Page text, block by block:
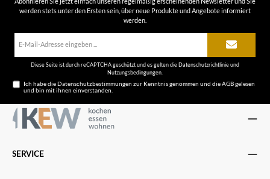
werden stets unter den Ersten sein, über neue Produkte und Angebote informiert
werden.
Diese Seite ist durch reCAPTCHA geschützt und es gelten die Datenschutzrichtlinieund
Nutzungsbedingungen.
Ich habe dieDatenschutzbestimmungen zur Kenntnis genommen und dieAGBgelesen
und bin mit ihnen einverstanden.
SERVICE